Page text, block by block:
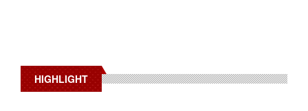
HIGHLIGHT